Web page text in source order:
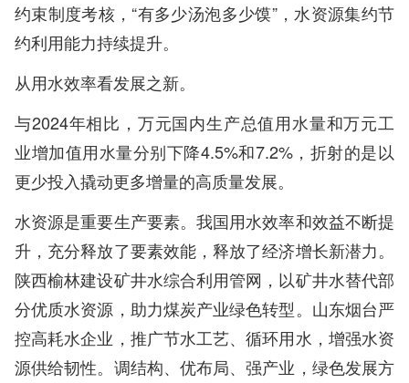
约束制度考核，“有多少汤泡多少馍”，水资源集约节
约利用能力持续提升。
从用水效率看发展之新。
与2024年相比，万元国内生产总值用水量和万元工
业增加值用水量分别下降4.5%和7.2%，折射的是以
更少投入撬动更多增量的高质量发展。
水资源是重要生产要素。我国用水效率和效益不断提
升，充分释放了要素效能，释放了经济增长新潜力。
陕西榆林建设矿井水综合利用管网，以矿井水替代部
分优质水资源，助力煤炭产业绿色转型。山东烟台严
控高耗水企业，推广节水工艺、循环用水，增强水资
源供给韧性。调结构、优布局、强产业，绿色发展方